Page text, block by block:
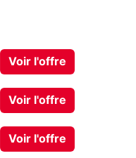
Voir l'offre
Voir l'offre
Voir l'offre